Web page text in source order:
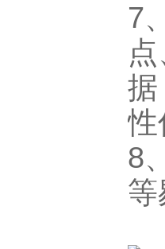
7
据
性
8